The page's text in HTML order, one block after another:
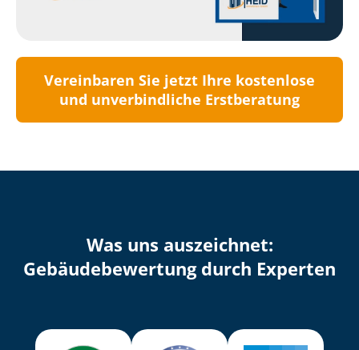
Vereinbaren Sie jetzt Ihre kostenlose
und unverbindliche Erstberatung
Was uns auszeichnet:
Ge­bäu­de­be­wer­tung durch Experten